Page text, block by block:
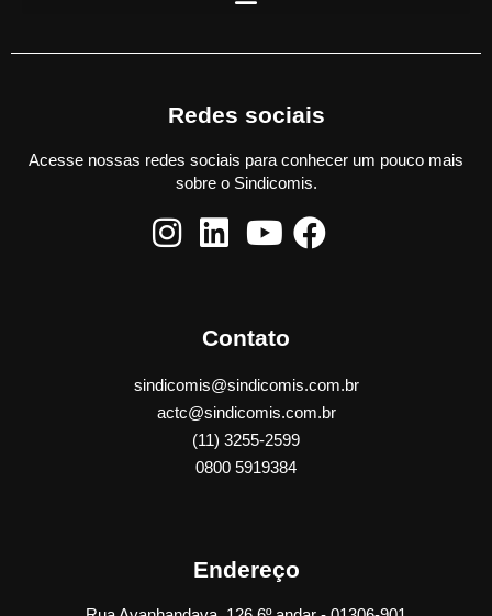
Redes sociais
Acesse nossas redes sociais para conhecer um pouco mais
sobre o Sindicomis.
Contato
sindicomis@sindicomis.com.br
actc@sindicomis.com.br
(11) 3255-2599
0800 5919384
Endereço